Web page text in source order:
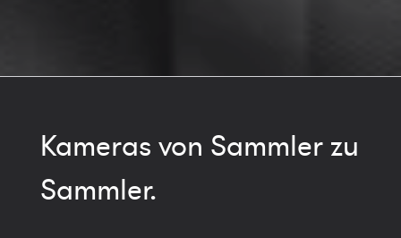
Kameras von Sammler zu
Sammler.